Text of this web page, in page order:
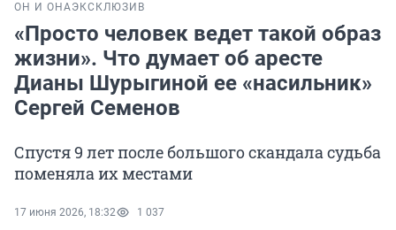
ОН И ОНАЭКСКЛЮЗИВ
«Просто человек ведет такой образ
жизни». Что думает об аресте
Дианы Шурыгиной ее «насильник»
Сергей Семенов
Спустя 9 лет после большого скандала судьба
поменяла их местами
17 июня 2026, 18:32 1 037